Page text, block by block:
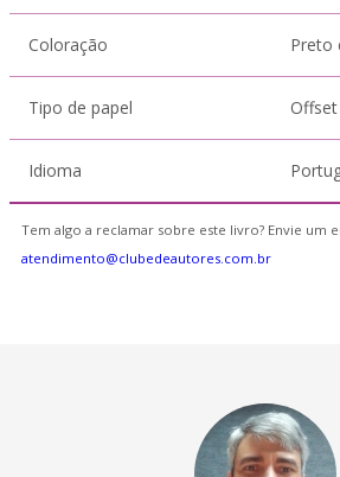
Coloração Preto
Tipo de papel
Idioma
Tem algo a reclamar sobre este livro? Envie um
atendimento@clubedeautores.com.br